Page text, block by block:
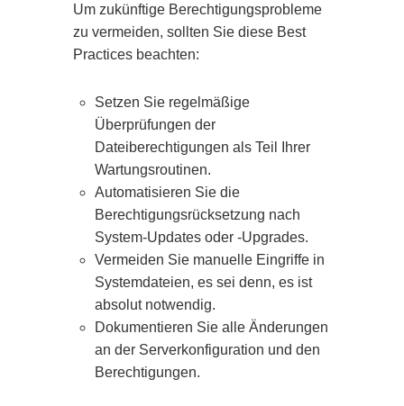
Um zukünftige Berechtigungsprobleme
zu vermeiden, sollten Sie diese Best
Practices beachten:
Setzen Sie regelmäßige
Überprüfungen der
Dateiberechtigungen als Teil Ihrer
Wartungsroutinen.
Automatisieren Sie die
Berechtigungsrücksetzung nach
System-Updates oder -Upgrades.
Vermeiden Sie manuelle Eingriffe in
Systemdateien, es sei denn, es ist
absolut notwendig.
Dokumentieren Sie alle Änderungen
an der Serverkonfiguration und den
Berechtigungen.